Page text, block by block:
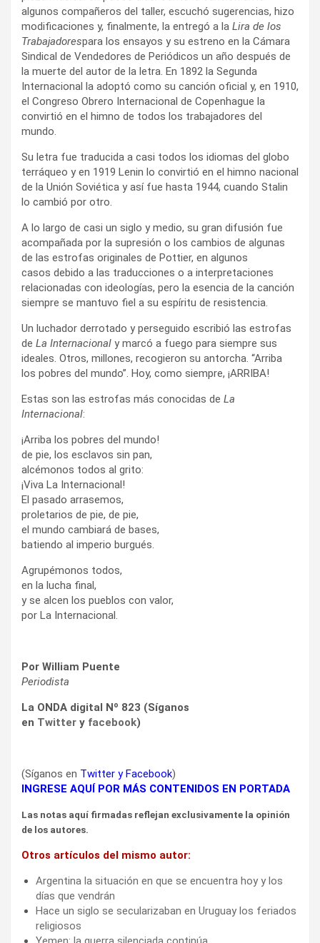
algunos compañeros del taller, escuchó sugerencias, hizo
modificaciones y, finalmente, la entregó a la Lira de los
Trabajadorespara los ensayos y su estreno en la Cámara
Sindical de Vendedores de Periódicos un año después de
la muerte del autor de la letra. En 1892 la Segunda
Internacional la adoptó como su canción oficial y, en 1910,
el Congreso Obrero Internacional de Copenhague la
convirtió en el himno de todos los trabajadores del
mundo.
Su letra fue traducida a casi todos los idiomas del globo
terráqueo y en 1919 Lenin lo convirtió en el himno nacional
de la Unión Soviética y así fue hasta 1944, cuando Stalin
lo cambió por otro.
A lo largo de casi un siglo y medio, su gran difusión fue
acompañada por la supresión o los cambios de algunas
de las estrofas originales de Pottier, en algunos
casos debido a las traducciones o a interpretaciones
relacionadas con ideologías, pero la esencia de la canción
siempre se mantuvo fiel a su espíritu de resistencia.
Un luchador derrotado y perseguido escribió las estrofas
de La Internacional y marcó a fuego para siempre sus
ideales. Otros, millones, recogieron su antorcha. “Arriba
los pobres del mundo”. Hoy, como siempre, ¡ARRIBA!
Estas son las estrofas más conocidas de La
Internacional:
¡Arriba los pobres del mundo!
de pie, los esclavos sin pan,
alcémonos todos al grito:
¡Viva La Internacional!
El pasado arrasemos,
proletarios de pie, de pie,
el mundo cambiará de bases,
batiendo al imperio burgués.
Agrupémonos todos,
en la lucha final,
y se alcen los pueblos con valor,
por La Internacional.
Por William Puente
Periodista
La ONDA digital Nº 823 (Síganos
en Twitter y facebook)
(Síganos en Twitter yFacebook)
INGRESE AQUÍ POR MÁS CONTENIDOS EN PORTADA
Las notas aquí firmadas reflejan exclusivamente la opinión
de los autores.
Otros artículos del mismo autor:
Argentina la situación en que se encuentra hoy y los
días que vendrán
Hace un siglo se secularizaban en Uruguay los feriados
religiosos